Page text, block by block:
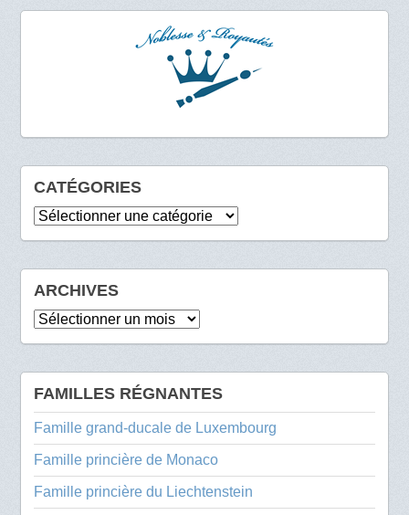
CATÉGORIES
Catégories
ARCHIVES
Archives
FAMILLES RÉGNANTES
Famille grand-ducale de Luxembourg
Famille princière de Monaco
Famille princière du Liechtenstein